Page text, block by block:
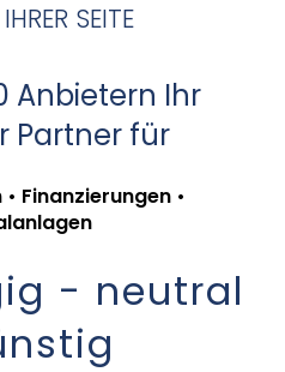
SEITE
Anbietern Ihr
Partner für
Finanzierungen •
- neutral